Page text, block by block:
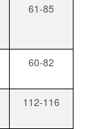
61-85
60-82
112-116